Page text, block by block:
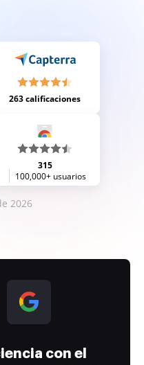
263 calificaciones
315
100,000+ usuarios
2026
con el